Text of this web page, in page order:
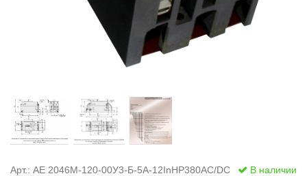
Щиты
диэлектрические
Арт.: АЕ 2046М-120-00У3-Б-5А-12InНР380AC/DC В наличии